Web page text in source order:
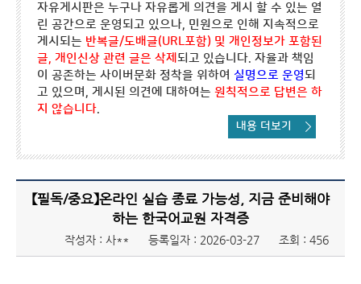
자유게시판은 누구나 자유롭게 의견을 게시 할 수 있는 열
린 공간으로 운영되고 있으나, 민원으로 인해 지속적으로
게시되는 반복글/도배글(URL포함) 및 개인정보가 포함된
글, 개인신상 관련 글은 삭제 되고 있습니다. 자율과 책임
이 공존하는 사이버문화 정착을 위하여 실명으로 운영되
고 있으며, 게시된 의견에 대하여는 원칙적으로 답변은 하
지 않습니다.
내용 더보기
【필독/중요】온라인 실습 종료 가능성, 지금 준비해야
하는 한국어교원 자격증
작성자 : 사** 등록일자 : 2026-03-27 조회 : 456